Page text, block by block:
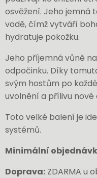
osvěžení. Jeho jemná
vodě, čímž vytváří
hydratuje pokožku.
Jeho příjemná vůně
odpočinku. Díky
svým hostům po
uvolnění a přílivu nové
Toto velké balení je
systémů.
Minimální
Doprava: ZDARMA u